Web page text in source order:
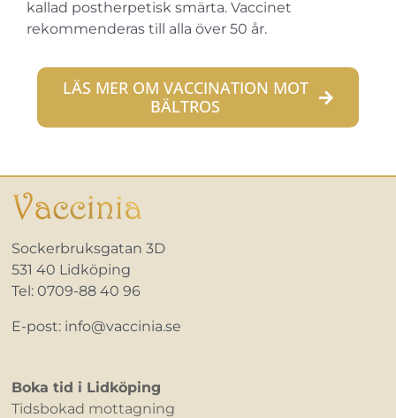
kallad postherpetisk smärta. Vaccinet
rekommenderas till alla över 50 år.
LÄS MER OM VACCINATION MOT
BÄLTROS
Sockerbruksgatan 3D
531 40 Lidköping
Tel: 0709-88 40 96
E-post: info@vaccinia.se
Boka tid i Lidköping
Tidsbokad mottagning